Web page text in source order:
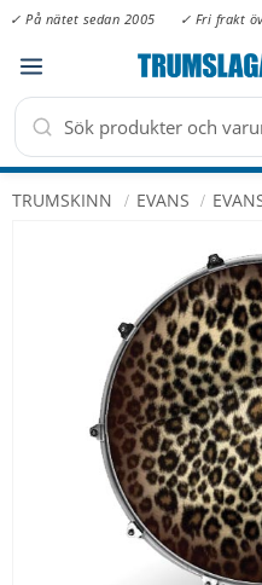
Meny
✓ På nätet sedan 2005 ✓ Fri frakt
TRUMSKINN EVANS